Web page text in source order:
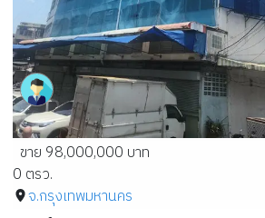
ขาย 98,000,000 บาท
0 ตรว.
จ.กรุงเทพมหานคร